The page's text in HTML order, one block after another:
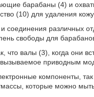
барабаны (4) и
(10) для удаления
соединения различных
свободы для
что валы (3), когда они
приводным
компоненты,
которые можно